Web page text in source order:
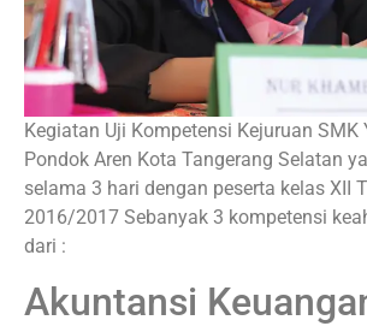
Kegiatan Uji Kompetensi Kejuruan SMK
Pondok Aren Kota Tangerang Selatan
selama 3 hari dengan peserta kelas XII
2016/2017 Sebanyak 3 kompetensi
dari :
Akuntansi